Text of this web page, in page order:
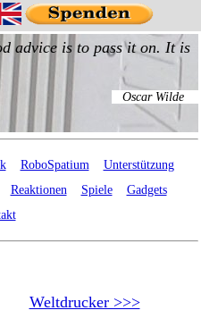
RoboSpatium
Unterstützung
Reaktionen Spiele
Gadgets
Weltdrucker >>>